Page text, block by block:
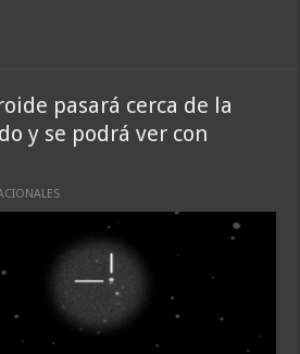
pasará cerca de la
y se podrá ver con